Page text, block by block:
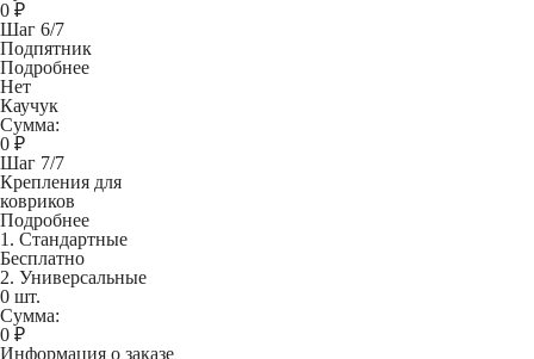
0 ₽
Шаг 6/7
Подпятник
Подробнее
Нет
Каучук
Сумма:
0 ₽
Шаг 7/7
Крепления для
ковриков
Подробнее
1. Стандартные
Бесплатно
2. Универсальные
0 шт.
Сумма:
0 ₽
Информация о заказе